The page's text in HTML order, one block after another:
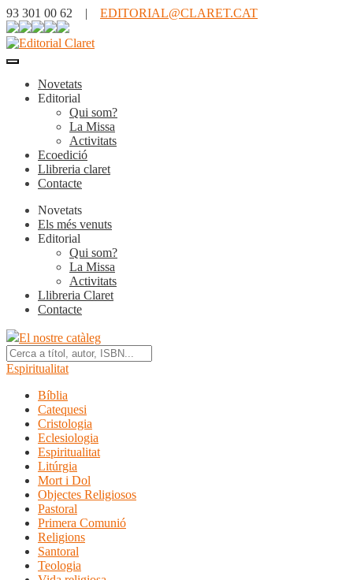
93 301 00 62 | EDITORIAL@CLARET.CAT
Novetats
Editorial
Qui som?
La Missa
Activitats
Ecoedició
Llibreria claret
Contacte
Novetats
Els més venuts
Editorial
Qui som?
La Missa
Activitats
Llibreria Claret
Contacte
El nostre catàleg
Espiritualitat
Bíblia
Catequesi
Cristologia
Eclesiologia
Espiritualitat
Litúrgia
Mort i Dol
Objectes Religiosos
Pastoral
Primera Comunió
Religions
Santoral
Teologia